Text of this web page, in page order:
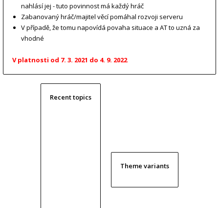
nahlásí jej - tuto povinnost má každý hráč
Zabanovaný hráč/majitel věcí pomáhal rozvoji serveru
V případě, že tomu napovídá povaha situace a AT to uzná za
vhodné
V platnosti od 7. 3. 2021 do 4. 9. 2022
Recent topics
Theme variants